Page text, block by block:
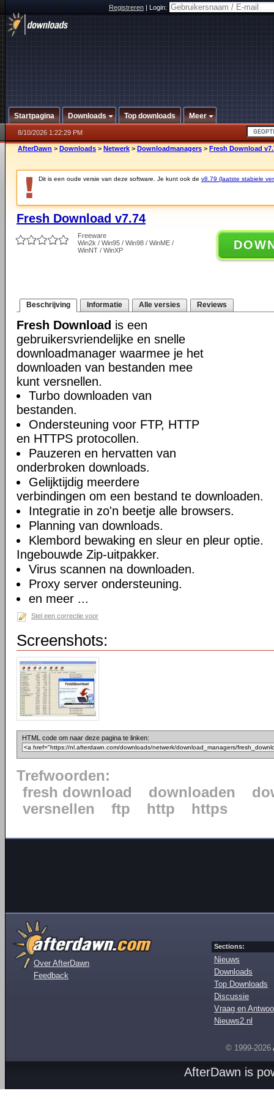
Registreren|Login:
Startpagina Downloads Top downloads Meer
8/10/2026 1:22:29 PM
AfterDawn > Downloads > Netwerk > Downloadmanagers > Fresh Download
Dit is een oude versie van deze software. Je kunt ook de v8.79 (laatste stabiele
Fresh Download v7.74
Freeware
Win2k / Win95 / Win98 / WinME /
WinNT / WinXP
Beschrijving Informatie Alle versies Reviews
Fresh Download is een
gebruikersvriendelijke en snelle
downloadmanager waarmee je het
downloaden van bestanden mee
kunt versnellen.
Turbo downloaden van
bestanden.
Ondersteuning voor FTP, HTTP
en HTTPS protocollen.
Pauzeren en hervatten van
onderbroken downloads.
Gelijktijdig meerdere
verbindingen om een bestand te downloaden.
Integratie in zo'n beetje alle browsers.
Planning van downloads.
Klembord bewaking en sleur en pleur optie.
Ingebouwde Zip-uitpakker.
Virus scannen na downloaden.
Proxy server ondersteuning.
en meer ...
Stel een correctie voor
Screenshots:
HTML code om naar deze pagina te linken:
Trefwoorden:
fresh download
downloaden
versnellen
ftp http https
Over AfterDawn
Feedback
Sections:
Nieuws
Downloads
Top Downloads
Discussie
Vraag en
Nieuws2.nl
© 1999-2026
AfterDawn is